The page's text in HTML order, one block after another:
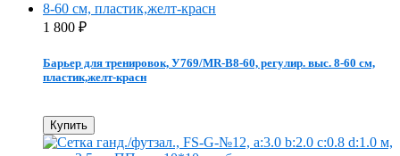
1 800 ₽
Барьер для тренировок, У769/MR-B8-60, регулир. выс. 8-60 см,
пластик,желт-красн
Купить